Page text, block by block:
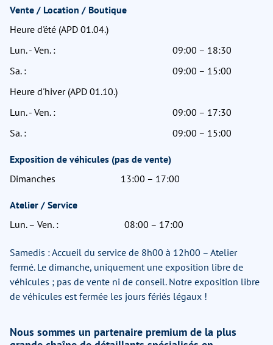
Vente / Location / Boutique
Heure d'été (APD 01.04.)
Lun. - Ven. :
09:00 – 18:30
Sa. :
09:00 – 15:00
Heure d'hiver (APD 01.10.)
Lun. - Ven. :
09:00 – 17:30
Sa. :
09:00 – 15:00
Exposition de véhicules (pas de vente)
Dimanches
13:00 – 17:00
Atelier / Service
Lun. – Ven. :
08:00 – 17:00
Samedis : Accueil du service de 8h00 à 12h00 – Atelier
fermé. Le dimanche, uniquement une exposition libre de
véhicules ; pas de vente ni de conseil. Notre exposition libre
de véhicules est fermée les jours fériés légaux !
Nous sommes un partenaire premium de la plus